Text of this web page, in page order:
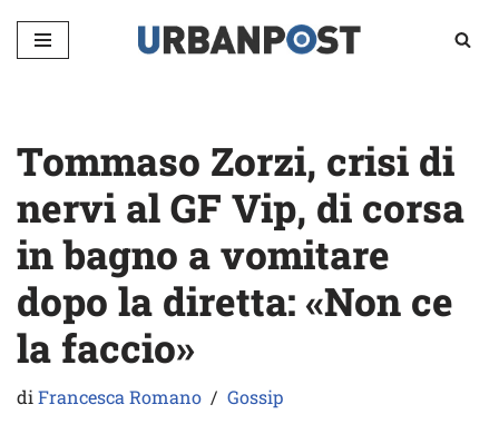
Vai
Tommaso Zorzi, crisi di
nervi al GF Vip, di corsa
in bagno a vomitare
dopo la diretta: «Non ce
la faccio»
diFrancesca Romano Gossip